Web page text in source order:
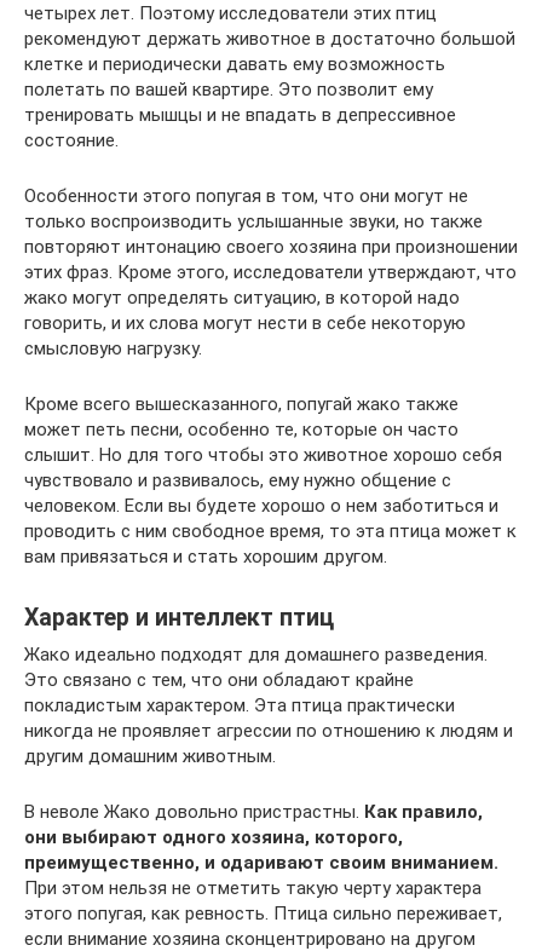
четырех лет. Поэтому исследователи этих птиц
рекомендуют держать животное в достаточно большой
клетке и периодически давать ему возможность
полетать по вашей квартире. Это позволит ему
тренировать мышцы и не впадать в депрессивное
состояние.
Особенности этого попугая в том, что они могут не
только воспроизводить услышанные звуки, но также
повторяют интонацию своего хозяина при произношении
этих фраз. Кроме этого, исследователи утверждают, что
жако могут определять ситуацию, в которой надо
говорить, и их слова могут нести в себе некоторую
смысловую нагрузку.
Кроме всего вышесказанного, попугай жако также
может петь песни, особенно те, которые он часто
слышит. Но для того чтобы это животное хорошо себя
чувствовало и развивалось, ему нужно общение с
человеком. Если вы будете хорошо о нем заботиться и
проводить с ним свободное время, то эта птица может к
вам привязаться и стать хорошим другом.
Характер и интеллект птиц
Жако идеально подходят для домашнего разведения.
Это связано с тем, что они обладают крайне
покладистым характером. Эта птица практически
никогда не проявляет агрессии по отношению к людям и
другим домашним животным.
В неволе Жако довольно пристрастны. Как правило,
они выбирают одного хозяина, которого,
преимущественно, и одаривают своим вниманием.
При этом нельзя не отметить такую черту характера
этого попугая, как ревность. Птица сильно переживает,
если внимание хозяина сконцентрировано на другом